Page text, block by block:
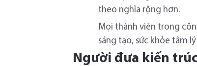
theo nghĩa rộng hơn.
Mọi thành viên trong
sáng tạo, sức khỏe tâm
Người đưa kiến